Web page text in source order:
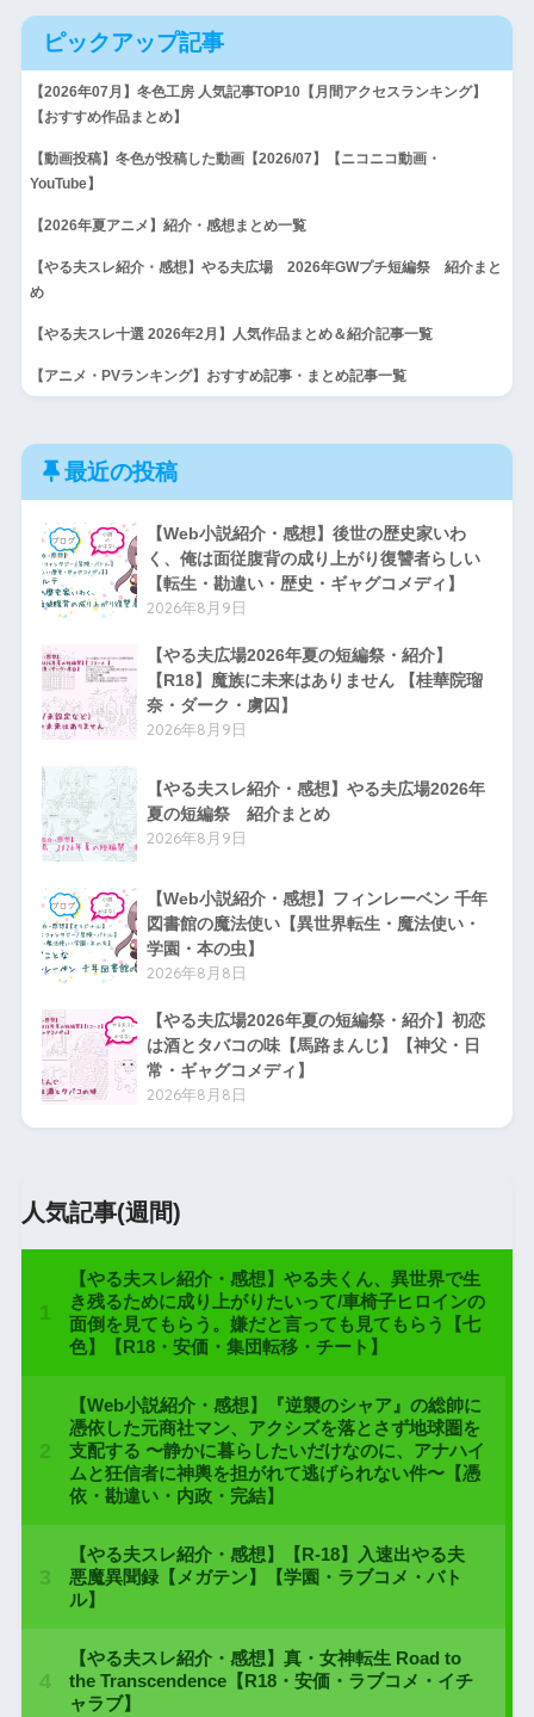
ピックアップ記事
【2026年07月】冬色工房 人気記事TOP10【月間アクセスランキング】
【おすすめ作品まとめ】
【動画投稿】冬色が投稿した動画【2026/07】【ニコニコ動画・
YouTube】
【2026年夏アニメ】紹介・感想まとめ一覧
【やる夫スレ紹介・感想】やる夫広場 2026年GWプチ短編祭 紹介まと
め
【やる夫スレ十選 2026年2月】人気作品まとめ＆紹介記事一覧
【アニメ・PVランキング】おすすめ記事・まとめ記事一覧
最近の投稿
【Web小説紹介・感想】後世の歴史家いわ
く、俺は面従腹背の成り上がり復讐者らしい
【転生・勘違い・歴史・ギャグコメディ】
2026年8月9日
【やる夫広場2026年夏の短編祭・紹介】
【R18】魔族に未来はありません 【桂華院瑠
奈・ダーク・虜囚】
2026年8月9日
【やる夫スレ紹介・感想】やる夫広場2026年
夏の短編祭 紹介まとめ
2026年8月9日
【Web小説紹介・感想】フィンレーベン 千年
図書館の魔法使い【異世界転生・魔法使い・
学園・本の虫】
2026年8月8日
【やる夫広場2026年夏の短編祭・紹介】初恋
は酒とタバコの味【馬路まんじ】【神父・日
常・ギャグコメディ】
2026年8月8日
人気記事(週間)